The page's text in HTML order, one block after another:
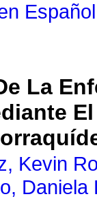
Español
La
Kevin
Daniela